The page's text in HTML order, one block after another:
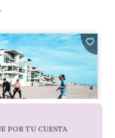
.
POR TU CUENTA